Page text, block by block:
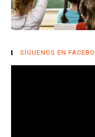
SÍGUENOS EN